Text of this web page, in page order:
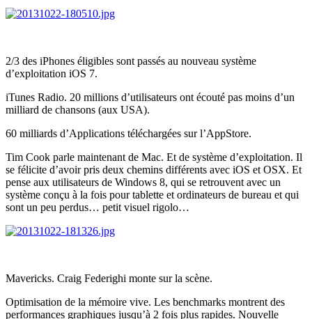
2/3 des iPhones éligibles sont passés au nouveau système
d’exploitation iOS 7.
iTunes Radio. 20 millions d’utilisateurs ont écouté pas moins d’un
milliard de chansons (aux USA).
60 milliards d’Applications téléchargées sur l’AppStore.
Tim Cook parle maintenant de Mac. Et de système d’exploitation. Il
se félicite d’avoir pris deux chemins différents avec iOS et OSX. Et
pense aux utilisateurs de Windows 8, qui se retrouvent avec un
système conçu à la fois pour tablette et ordinateurs de bureau et qui
sont un peu perdus… petit visuel rigolo…
Mavericks. Craig Federighi monte sur la scène.
Optimisation de la mémoire vive. Les benchmarks montrent des
performances graphiques jusqu’à 2 fois plus rapides. Nouvelle